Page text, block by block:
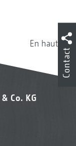
En haut
Co. KG
Contact